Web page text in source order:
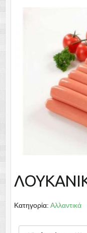
Κατηγορία: Αλλαντικά